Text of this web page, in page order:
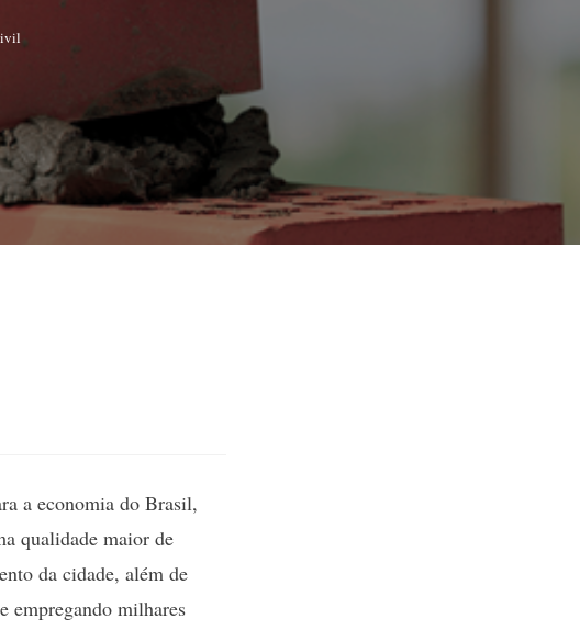
a economia do Brasil,
qualidade maior de
da cidade, além de
empregando milhares